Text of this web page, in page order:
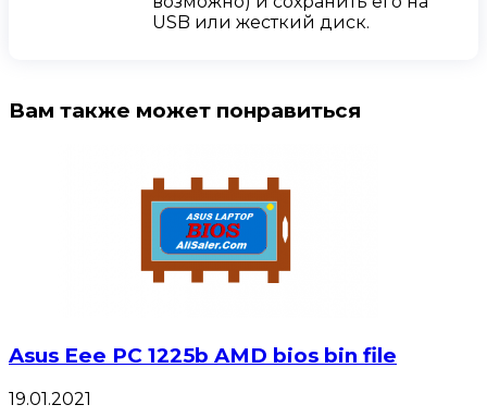
USB или жесткий диск.
Вам также может понравиться
Asus Eee PC 1225b AMD bios bin file
19.01.2021